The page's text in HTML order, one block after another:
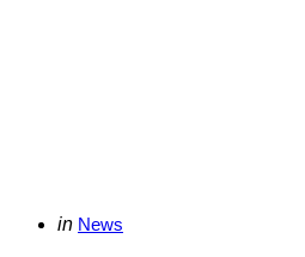
Categories
Posted
in News